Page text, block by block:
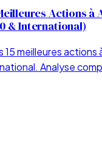
Actions à
& International)
15 meilleures actions
Analyse